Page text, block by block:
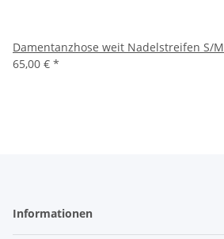
Damentanzhose weit Nadelstreifen S/M
65,00 € *
Informationen